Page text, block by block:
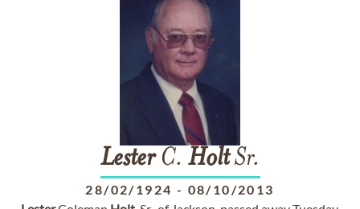
LesterC. HoltSr.
28/02/1924 - 08/10/2013